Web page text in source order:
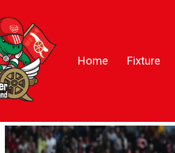
Home Fixture